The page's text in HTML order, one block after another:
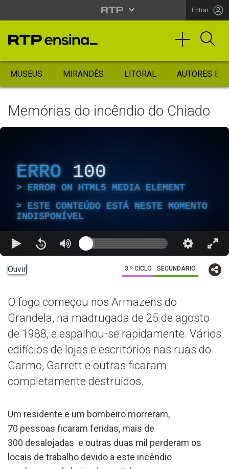
Entrar
MUSEUS MIRANDÊS LITORAL AUTORES
Memórias do incêndio do Chiado
ERRO 100
ERROR ON HTML5 MEDIA ELEMENT
ESTE CONTEÚDO ESTÁ NESTE MOMENTO
INDISPONÍVEL
Ouvir 3.º CICLO SECUNDÁRIO
O fogo começou nos Armazéns do
Grandela, na madrugada de 25 de agosto
de 1988, e espalhou-se rapidamente. Vários
edifícios de lojas e escritórios nas ruas do
Carmo, Garrett e outras ficaram
completamente destruídos.
Um residente e um bombeiro morreram,
70 pessoas ficaram feridas, mais de
300 desalojadas e outras duas mil perderam os
locais de trabalho devido a este incêndio